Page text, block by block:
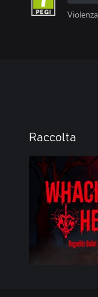
Raccolta